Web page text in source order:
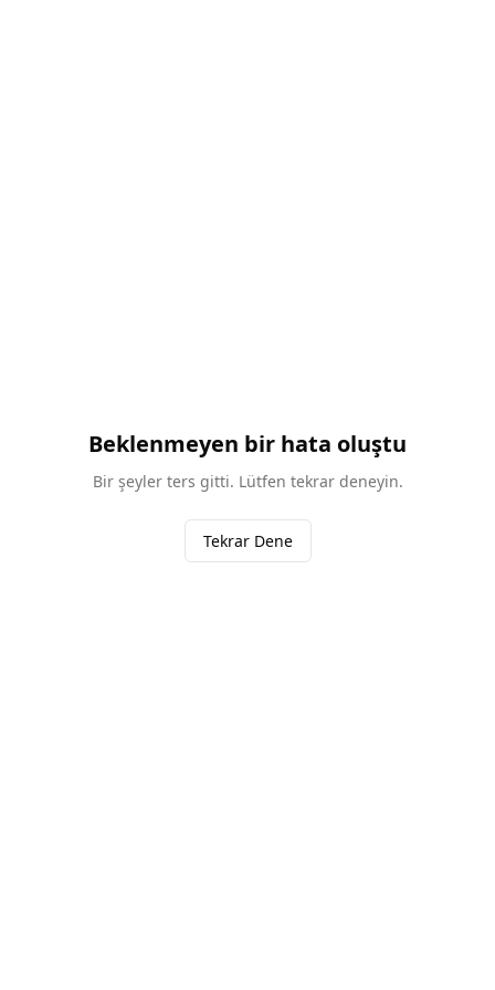
Beklenmeyen bir hata oluştu
Bir şeyler ters gitti. Lütfen tekrar deneyin.
Tekrar Dene